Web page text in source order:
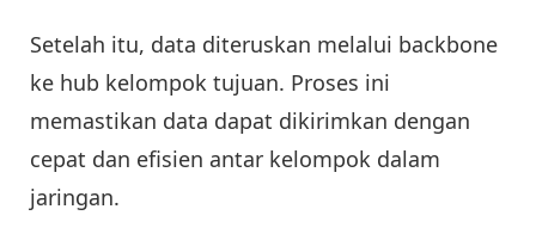
Setelah itu, data diteruskan melalui backbone
ke hub kelompok tujuan. Proses ini
memastikan data dapat dikirimkan dengan
cepat dan efisien antar kelompok dalam
jaringan.